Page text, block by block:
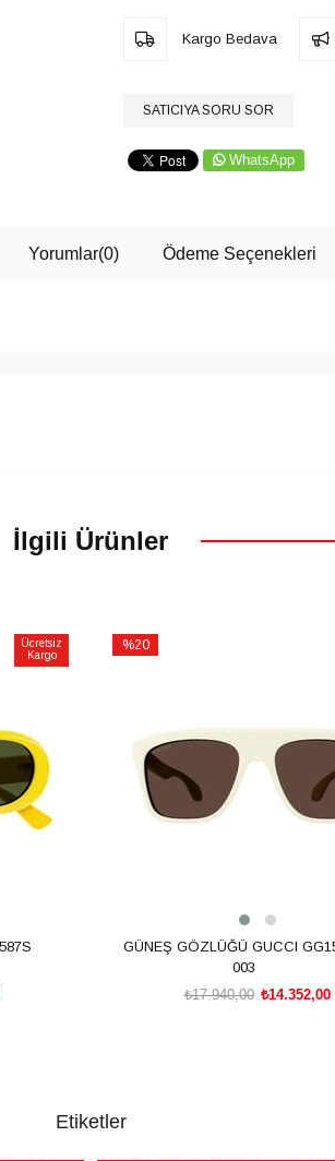
Kargo Bedava
SATICIYA SORU SOR
WhatsApp
Yorumlar(0) Ödeme Seçenekleri
İlgili Ürünler
Ücretsiz
Kargo
%20
GÜNEŞ GÖZLÜĞÜ GUCCI
003
₺14.352,00
₺17.940,00
Etiketler